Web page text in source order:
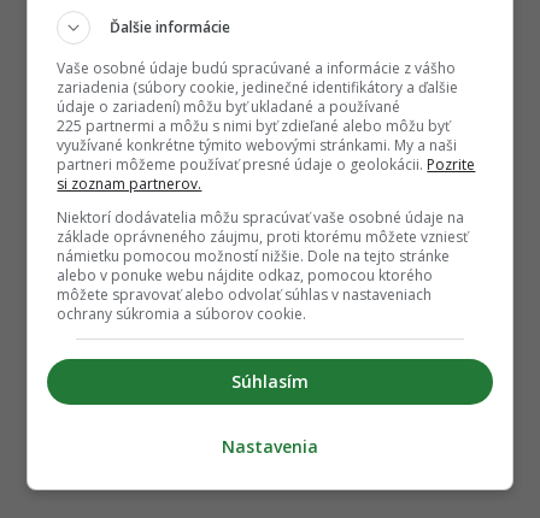
Ďalšie informácie
Vaše osobné údaje budú spracúvané a informácie z vášho
zariadenia (súbory cookie, jedinečné identifikátory a ďalšie
údaje o zariadení) môžu byť ukladané a používané
225 partnermi a môžu s nimi byť zdieľané alebo môžu byť
využívané konkrétne týmito webovými stránkami. My a naši
partneri môžeme používať presné údaje o geolokácii. Pozrite
si zoznam partnerov.
Niektorí dodávatelia môžu spracúvať vaše osobné údaje na
základe oprávneného záujmu, proti ktorému môžete vzniesť
námietku pomocou možností nižšie. Dole na tejto stránke
alebo v ponuke webu nájdite odkaz, pomocou ktorého
môžete spravovať alebo odvolať súhlas v nastaveniach
ochrany súkromia a súborov cookie.
Súhlasím
Nastavenia